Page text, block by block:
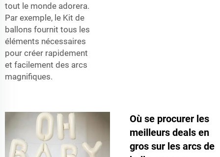
tout le monde adorera.
Par exemple, le Kit de
ballons fournit tous les
éléments nécessaires
pour créer rapidement
et facilement des arcs
magnifiques.
Où se procurer les
meilleurs deals en
gros sur les arcs de